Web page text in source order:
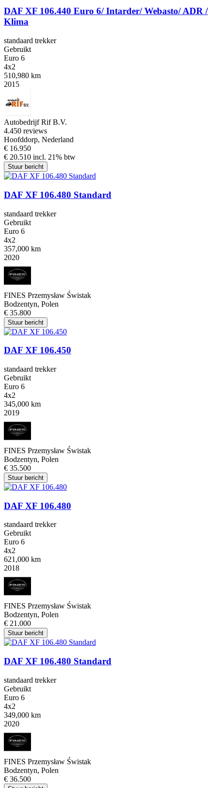
DAF XF 106.440 Euro 6/ Intarder/ Webasto/ ADR /
Klima
standaard trekker
Gebruikt
Euro 6
4x2
510,980 km
2015
Autobedrijf Rif B.V.
4.450 reviews
Hoofddorp, Nederland
€ 16.950
€ 20.510 incl. 21% btw
Stuur bericht
DAF XF 106.480 Standard
standaard trekker
Gebruikt
Euro 6
4x2
357,000 km
2020
FINES Przemysław Świstak
Bodzentyn, Polen
€ 35.800
Stuur bericht
DAF XF 106.450
standaard trekker
Gebruikt
Euro 6
4x2
345,000 km
2019
FINES Przemysław Świstak
Bodzentyn, Polen
€ 35.500
Stuur bericht
DAF XF 106.480
standaard trekker
Gebruikt
Euro 6
4x2
621,000 km
2018
FINES Przemysław Świstak
Bodzentyn, Polen
€ 21.000
Stuur bericht
DAF XF 106.480 Standard
standaard trekker
Gebruikt
Euro 6
4x2
349,000 km
2020
FINES Przemysław Świstak
Bodzentyn, Polen
€ 36.500